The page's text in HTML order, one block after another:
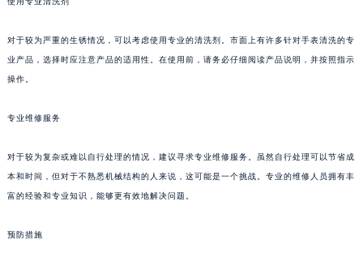
对于较为严重的生锈情况，可以考虑使用专业的清洗剂。市面上有许多针对手表清洗的专
业产品，选择时应注意产品的适用性。在使用前，请务必仔细阅读产品说明，并按照指示
操作。
专业维修服务
对于较为复杂或难以自行处理的情况，建议寻求专业维修服务。虽然自行处理可以节省成
本和时间，但对于不熟悉机械结构的人来说，这可能是一个挑战。专业的维修人员拥有丰
富的经验和专业知识，能够更有效地解决问题。
预防措施